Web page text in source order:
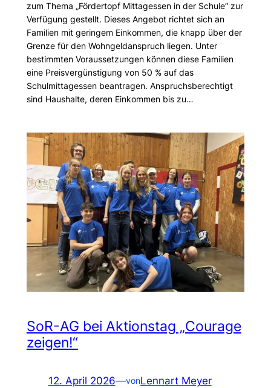
zum Thema „Fördertopf Mittagessen in der Schule“ zur
Verfügung gestellt. Dieses Angebot richtet sich an
Familien mit geringem Einkommen, die knapp über der
Grenze für den Wohngeldanspruch liegen. Unter
bestimmten Voraussetzungen können diese Familien
eine Preisvergünstigung von 50 % auf das
Schulmittagessen beantragen. Anspruchsberechtigt
sind Haushalte, deren Einkommen bis zu…
SoR-AG bei Aktionstag „Courage
zeigen!“
12. April 2026—vonLennart Meyer